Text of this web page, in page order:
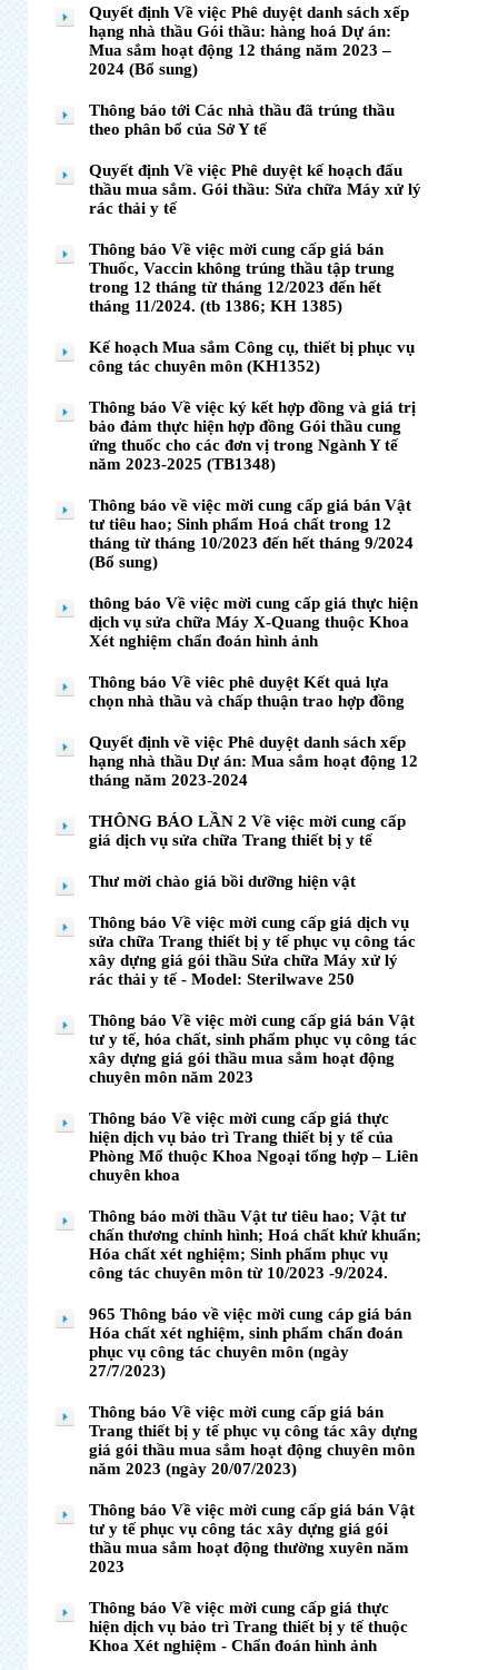
Quyết định Về việc Phê duyệt danh sách xếp
hạng nhà thầu Gói thầu: hàng hoá Dự án:
Mua sắm hoạt động 12 tháng năm 2023 –
2024 (Bổ sung)
Thông báo tới Các nhà thầu đã trúng thầu
theo phân bổ của Sở Y tế
Quyết định Về việc Phê duyệt kế hoạch đấu
thầu mua sắm. Gói thầu: Sửa chữa Máy xử lý
rác thải y tế
Thông báo Về việc mời cung cấp giá bán
Thuốc, Vaccin không trúng thầu tập trung
trong 12 tháng từ tháng 12/2023 đến hết
tháng 11/2024. (tb 1386; KH 1385)
Kế hoạch Mua sắm Công cụ, thiết bị phục vụ
công tác chuyên môn (KH1352)
Thông báo Về việc ký kết hợp đồng và giá trị
bảo đảm thực hiện hợp đồng Gói thầu cung
ứng thuốc cho các đơn vị trong Ngành Y tế
năm 2023-2025 (TB1348)
Thông báo về việc mời cung cấp giá bán Vật
tư tiêu hao; Sinh phẩm Hoá chất trong 12
tháng từ tháng 10/2023 đến hết tháng 9/2024
(Bổ sung)
thông báo Về việc mời cung cấp giá thực hiện
dịch vụ sửa chữa Máy X-Quang thuộc Khoa
Xét nghiệm chẩn đoán hình ảnh
Thông báo Về viêc phê duyệt Kết quả lựa
chọn nhà thầu và chấp thuận trao hợp đồng
Quyết định về việc Phê duyệt danh sách xếp
hạng nhà thầu Dự án: Mua sắm hoạt động 12
tháng năm 2023-2024
THÔNG BÁO LẦN 2 Về việc mời cung cấp
giá dịch vụ sửa chữa Trang thiết bị y tế
Thư mời chào giá bồi dưỡng hiện vật
Thông báo Về việc mời cung cấp giá dịch vụ
sửa chữa Trang thiết bị y tế phục vụ công tác
xây dựng giá gói thầu Sửa chữa Máy xử lý
rác thải y tế - Model: Sterilwave 250
Thông báo Về việc mời cung cấp giá bán Vật
tư y tế, hóa chất, sinh phẩm phục vụ công tác
xây dựng giá gói thầu mua sắm hoạt động
chuyên môn năm 2023
Thông báo Về việc mời cung cấp giá thực
hiện dịch vụ bảo trì Trang thiết bị y tế của
Phòng Mổ thuộc Khoa Ngoại tổng hợp – Liên
chuyên khoa
Thông báo mời thầu Vật tư tiêu hao; Vật tư
chấn thương chỉnh hình; Hoá chất khử khuẩn;
Hóa chất xét nghiệm; Sinh phẩm phục vụ
công tác chuyên môn từ 10/2023 -9/2024.
965 Thông báo về việc mời cung cáp giá bán
Hóa chất xét nghiệm, sinh phẩm chẩn đoán
phục vụ công tác chuyên môn (ngày
27/7/2023)
Thông báo Về việc mời cung cấp giá bán
Trang thiết bị y tế phục vụ công tác xây dựng
giá gói thầu mua sắm hoạt động chuyên môn
năm 2023 (ngày 20/07/2023)
Thông báo Về việc mời cung cấp giá bán Vật
tư y tế phục vụ công tác xây dựng giá gói
thầu mua sắm hoạt động thường xuyên năm
2023
Thông báo Về việc mời cung cấp giá thực
hiện dịch vụ bảo trì Trang thiết bị y tế thuộc
Khoa Xét nghiệm - Chẩn đoán hình ảnh